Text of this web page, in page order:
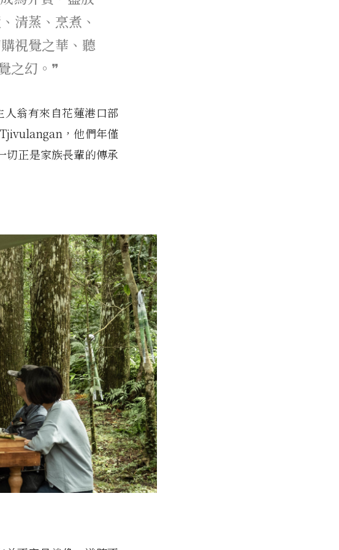
清蒸、烹煮、
視覺之華、聽
之幻。❞
翁有來自花蓮港口部
，他們年僅
切正是家族長輩的傳承